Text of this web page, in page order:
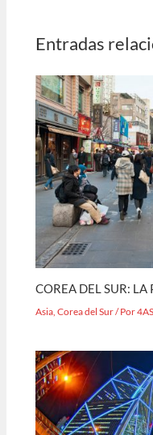
Entradas
COREA DEL SUR: LA
Asia ,Corea del Sur/ Por